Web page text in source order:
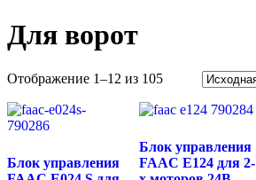
Для ворот
Отображение 1–12 из 105
Блок управления
Блок управления
FAAC E124 для 2-